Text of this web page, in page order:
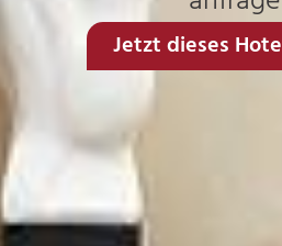
Jetzt dieses